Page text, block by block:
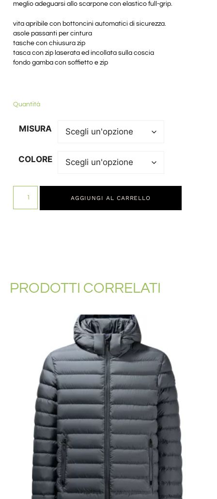
meglio adeguarsi allo scarpone con elastico full-grip.
vita apribile con bottoncini automatici di sicurezza.
asole passanti per cintura
tasche con chiusura zip
tasca con zip laserata ed incollata sulla coscia
fondo gamba con soffietto e zip
Quantità
MISURA
COLORE
AGGIUNGI AL CARRELLO
PRODOTTI CORRELATI